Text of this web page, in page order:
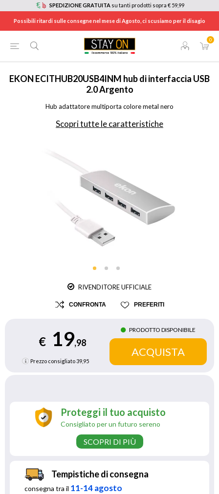
SPEDIZIONE GRATUITA su tanti prodotti sopra € 59,99
Possibili ritardi sulle consegne nel mese di Agosto, ci scusiamo per il disagio
0
/ ACCESSORI INFORMATICA HUB USB
EKON ECITHUB20USB4INM hub di interfaccia USB
2.0 Argento
Hub adattatore multiporta colore metal nero
Scopri tutte le caratteristiche
RIVENDITORE UFFICIALE
CONFRONTA PREFERITI
€ 19,98
Prezzo consigliato39,95
PRODOTTO DISPONIBILE
Proteggi il tuo acquisto
Consigliato per un futuro sereno
SCOPRI DI PIÙ
Tempistiche di consegna
consegna tra il 11-14 agosto